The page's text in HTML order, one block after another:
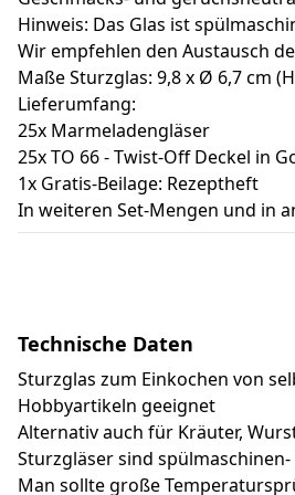
Hinweis: Das Glas ist
Wir empfehlen den Austausch
Maße Sturzglas: 9,8 x Ø 6,7 cm
Lieferumfang:
25x Marmeladengläser
25x TO 66 - Twist-Off Deckel in
1x Gratis-Beilage: Rezeptheft
In weiteren Set-Mengen und in
Technische Daten
Sturzglas zum Einkochen von
Hobbyartikeln geeignet
Alternativ auch für Kräuter,
Sturzgläser sind
Man sollte große